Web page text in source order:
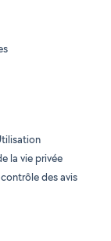
la vie privée
des avis